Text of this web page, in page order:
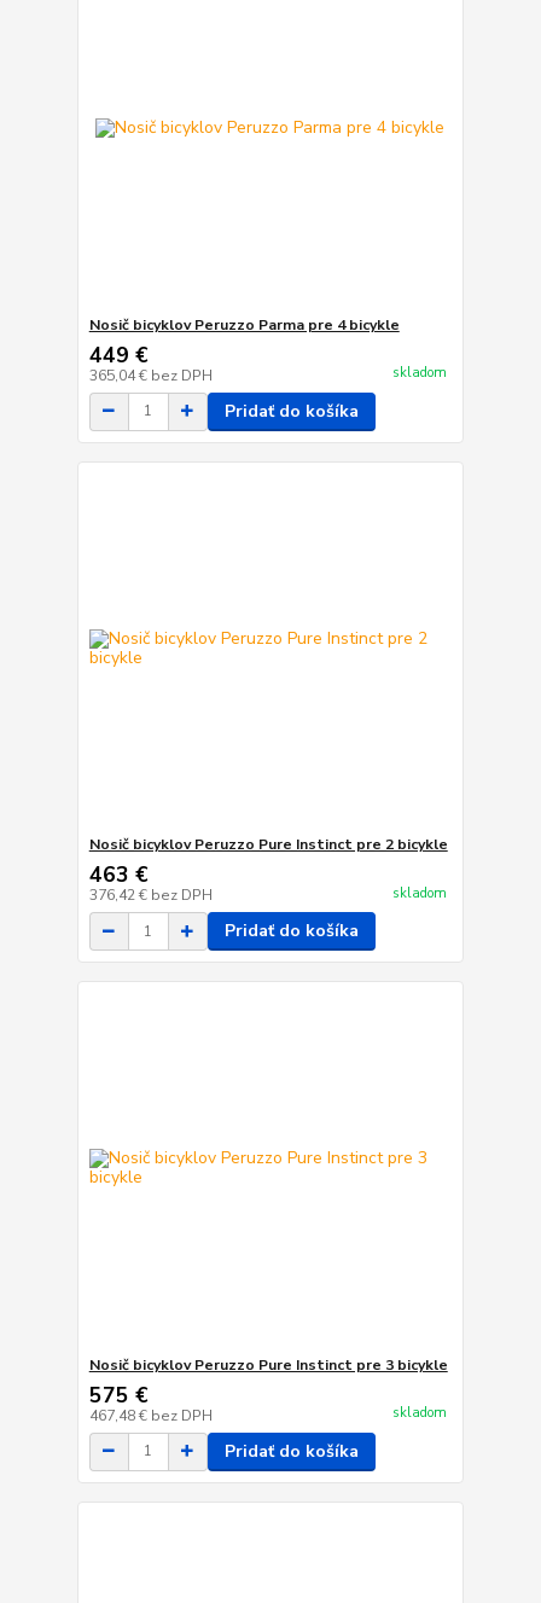
Nosič bicyklov Peruzzo Parma pre 4 bicykle
449 €
365,04 € bez DPH skladom
Pridať do košíka
Nosič bicyklov Peruzzo Pure Instinct pre 2 bicykle
463 €
376,42 € bez DPH skladom
Pridať do košíka
Nosič bicyklov Peruzzo Pure Instinct pre 3 bicykle
575 €
467,48 € bez DPH skladom
Pridať do košíka